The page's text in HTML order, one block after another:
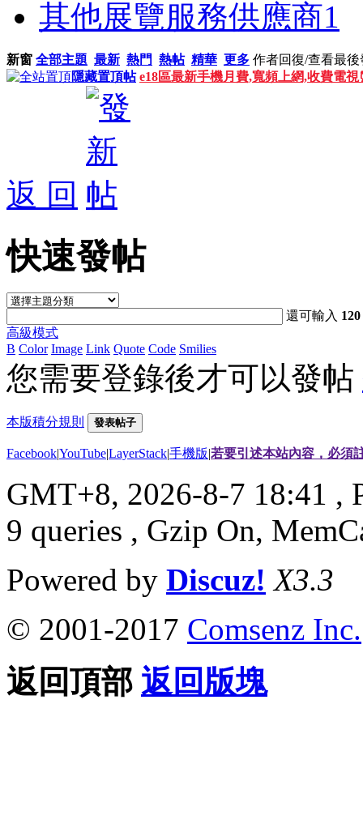
其他展覽服務供應商1
新窗 全部主題 最新 熱門 熱帖 精華 更多 作者回復/查看最後
隱藏置頂帖 e18區最新手機月費,寬頻上網,收費電
返 回
快速發帖
還可輸入 120
高級模式
B Color Image Link Quote Code Smilies
您需要登錄後才可以發帖
本版積分規則 發表帖子
Facebook|YouTube|LayerStack|手機版|若要引述本站內容，必須
GMT+8, 2026-8-7 18:41 ,
9 queries , Gzip On,
Powered by Discuz! X3.3
© 2001-2017 Comsenz Inc.
返回頂部 返回版塊